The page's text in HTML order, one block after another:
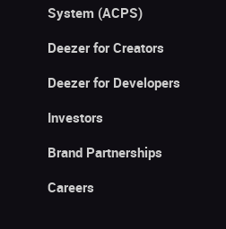
System (ACPS)
Deezer for Creators
Deezer for Developers
Investors
Brand Partnerships
Careers